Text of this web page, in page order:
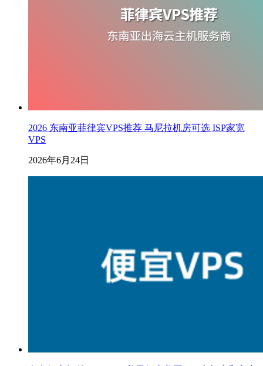
2026 东南亚菲律宾VPS推荐 马尼拉机房可选 ISP家宽
VPS
2026年6月24日